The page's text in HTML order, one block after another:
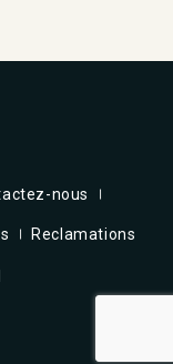
nous
Reclamations